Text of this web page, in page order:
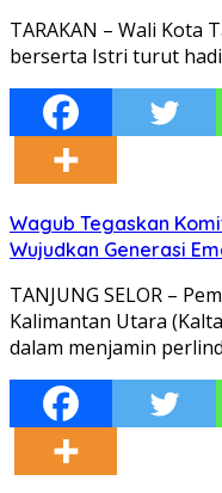
TARAKAN – Wali Kota
berserta Istri turut
Wagub Tegaskan
Wujudkan Generasi
TANJUNG SELOR –
Kalimantan Utara
dalam menjamin